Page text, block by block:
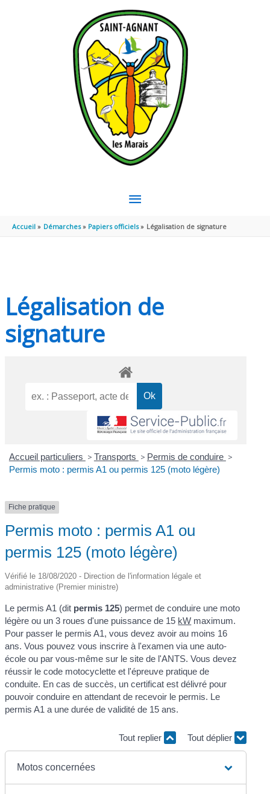
MENU
PRINCIPAL
Accueil Démarches Papiers officiels Légalisation de signature
Légalisation de
signature
Accueil particuliers > Transports > Permis de conduire >
Permis moto : permis A1 ou permis 125 (moto légère)
Fiche pratique
Permis moto : permis A1 ou
permis 125 (moto légère)
Vérifié le 18/08/2020 - Direction de l'information légale et
administrative (Premier ministre)
Le permis A1 (dit permis 125) permet de conduire une moto
légère ou un 3 roues d'une puissance de 15 kW maximum.
Pour passer le permis A1, vous devez avoir au moins 16
ans. Vous pouvez vous inscrire à l'examen via une auto-
école ou par vous-même sur le site de l'ANTS. Vous devez
réussir le code motocyclette et l'épreuve pratique de
conduite. En cas de succès, un certificat est délivré pour
pouvoir conduire en attendant de recevoir le permis. Le
permis A1 a une durée de validité de 15 ans.
Tout replier Tout déplier
Motos concernées